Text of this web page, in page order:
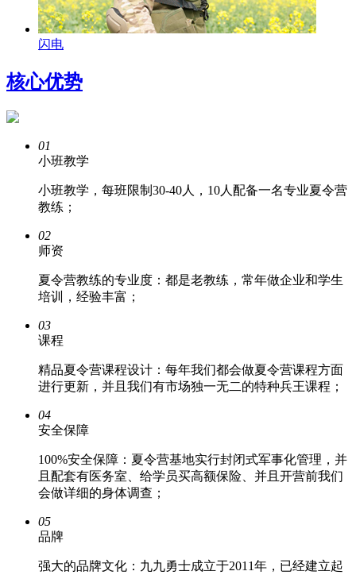
闪电
核心优势
01
小班教学
小班教学，每班限制30-40人，10人配备一名专业夏令营
教练；
02
师资
夏令营教练的专业度：都是老教练，常年做企业和学生
培训，经验丰富；
03
课程
精品夏令营课程设计：每年我们都会做夏令营课程方面
进行更新，并且我们有市场独一无二的特种兵王课程；
04
安全保障
100%安全保障：夏令营基地实行封闭式军事化管理，并
且配套有医务室、给学员买高额保险、并且开营前我们
会做详细的身体调查；
05
品牌
强大的品牌文化：九九勇士成立于2011年，已经建立起